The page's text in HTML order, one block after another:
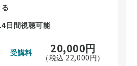
日間視聴可能
受講料 20,000円
（税込22,000円）